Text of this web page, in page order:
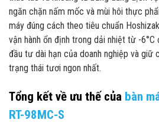
ngăn chặn nấm mốc và mùi hôi thực
máy đúng cách theo tiêu chuẩn
vận hành ổn định trong dải nhiệt từ -6°C
đầu tư dài hạn của doanh nghiệp và giữ
trạng thái tươi ngon nhất.
Tổng kết về ưu thế của bàn
RT-98MC-S